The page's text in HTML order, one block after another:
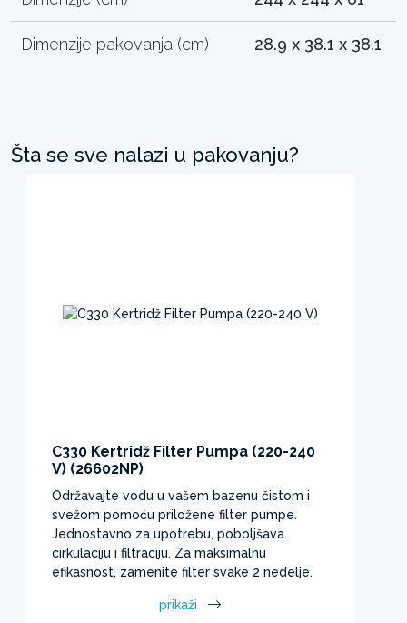
Dimenzije pakovanja (cm) 28.9 x 38.1 x 38.1
Šta se sve nalazi u pakovanju?
C330 Kertridž Filter Pumpa (220-240
V) (26602NP)
Održavajte vodu u vašem bazenu čistom i
svežom pomoću priložene filter pumpe.
Jednostavno za upotrebu, poboljšava
cirkulaciju i filtraciju. Za maksimalnu
efikasnost, zamenite filter svake 2 nedelje.
prikaži